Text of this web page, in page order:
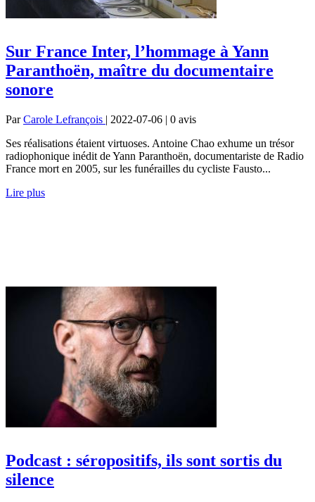
Sur France Inter, l’hommage à Yann
Paranthoën, maître du documentaire
sonore
ParCarole Lefrançois | 2022-07-06 | 0 avis
Ses réalisations étaient virtuoses. Antoine Chao exhume un trésor
radiophonique inédit de Yann Paranthoën, documentariste de Radio
France mort en 2005, sur les funérailles du cycliste Fausto...
Lire plus
Podcast : séropositifs, ils sont sortis du
silence